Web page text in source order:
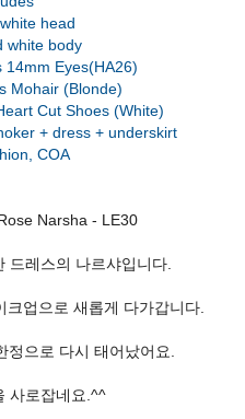
head
white body
14mm Eyes(HA26)
Mohair (Blonde)
Cut Shoes (White)
+ dress + underskirt
- box, cushion, COA
Narsha - LE30
드레스의 나르샤입니다.
업으로 새롭게 다가갑니다.
정으로 다시 태어났어요.
사로잡네요.^^